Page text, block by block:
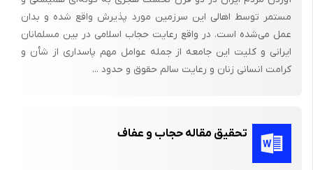
پوشش چادر سیاه رنگ برای زنان تا چندی پیش متداول نبوده و زنها از
چادرهای زیبای رنگین استفاده می کردند. «راوندی» در این راستا می
نویسد:
«تا در حدود 1880 م (1298 ه) چادر های زنان رنگارنگ و بسیار زیبا
که داستان معاشقات یک نفر فرنگی با زوجه یک افندی مسلمان است،
موجب نارضائی سلطان عبدالحمیدخان شد و فرمود که منبعد خانم ها
مستمر توسط اهالی این سرزمین مورد پذیرش واقع شده و بدان
عمل می‌شده است. در واقع رعایت حجاب اسلامی در بین مسلمانان
ایرانی و کلیت این جامعه از جمله عوامل مهم پاسداری از شأن و
کرامت انسانی زنان و رعایت سالم حقوق و حدود ...
تحقیق مقاله حجاب و عفاف